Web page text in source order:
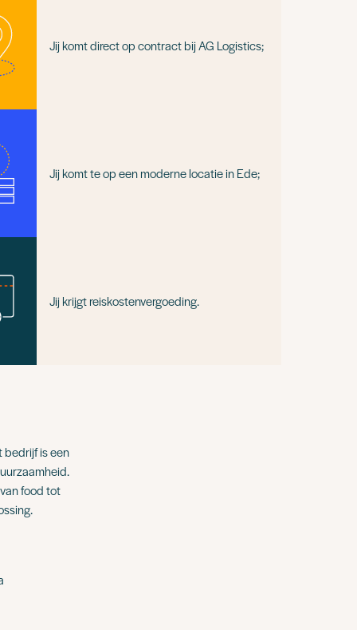
Jij komt direct op contract bij AG Logistics;
Jij komt te op een moderne locatie in Ede;
Jij krijgt reiskostenvergoeding.
bedrijf is een
food tot